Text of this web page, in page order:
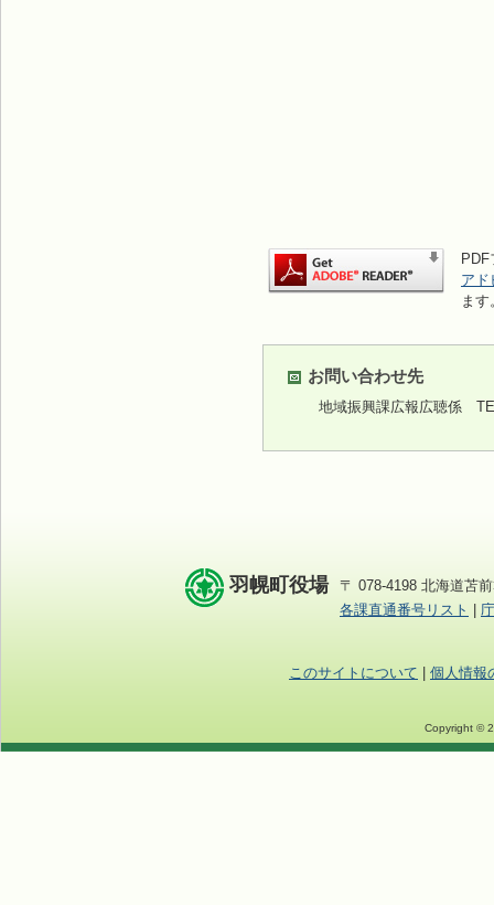
アド
ます
お問い合わせ先
地域振興課広報広聴係
羽幌町役場
〒 078-4198 北海道苫
各課直通番号リスト
このサイトについて 個人情報
Copyright ©